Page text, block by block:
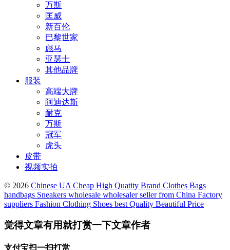
万斯
匡威
新百伦
巴黎世家
彪马
亚瑟士
其他品牌
服装
高端大牌
阿迪达斯
耐克
万斯
冠军
虎头
皮带
视频实拍
© 2026 Chinese UA Cheap High Quatity Brand Clothes Bags
handbags Sneakers wholesale wholesaler seller from China Factory
suppliers Fashion Clothing Shoes best Quality Beautiful Price
觉得文章有用就打赏一下文章作者
支付宝扫一扫打赏